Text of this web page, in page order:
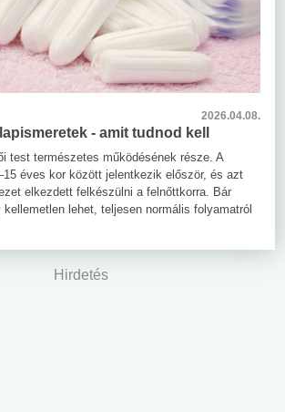
2026.04.08.
- amit tudnod kell
test természetes működésének része. A
éves kor között jelentkezik először, és azt
elkezdett felkészülni a felnőttkorra. Bár
lehet, teljesen normális folyamatról
Hirdetés